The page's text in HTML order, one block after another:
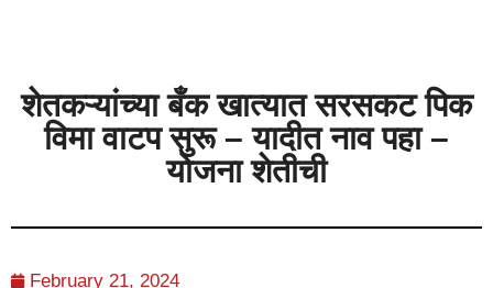
शेतकऱ्यांच्या बँक खात्यात सरसकट पिक
विमा वाटप सुरू – यादीत नाव पहा –
योजना शेतीची
February 21, 2024